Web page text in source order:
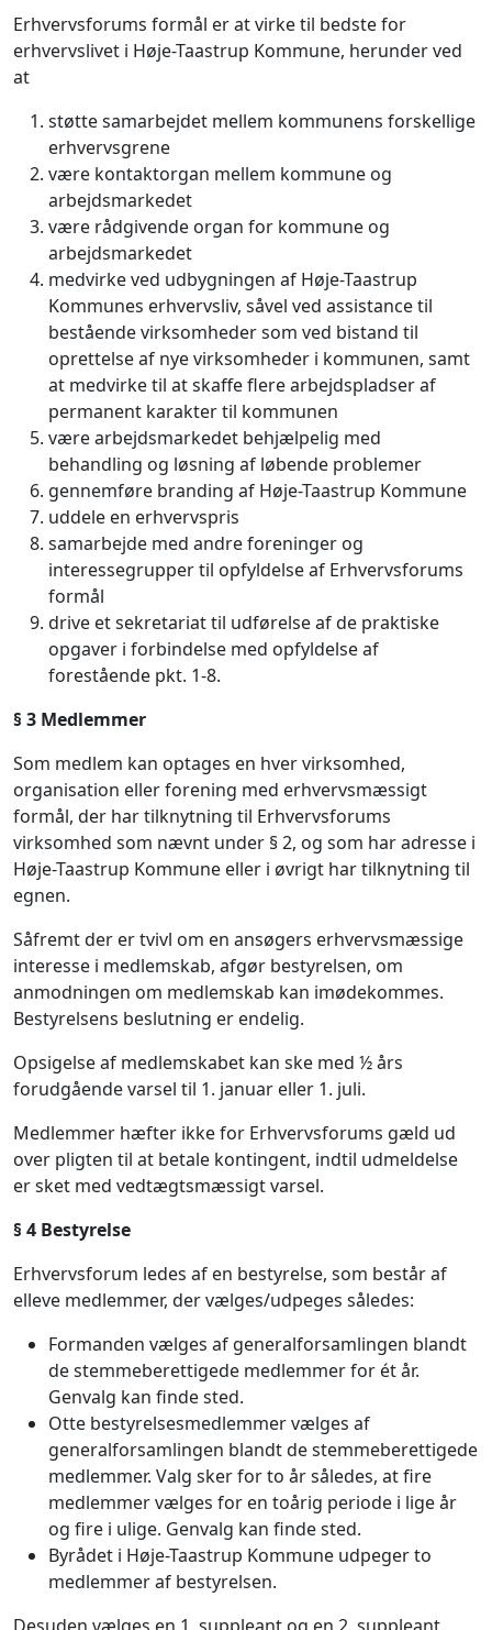
Erhvervsforums formål er at virke til bedste for
erhvervslivet i Høje-Taastrup Kommune, herunder ved
at
støtte samarbejdet mellem kommunens forskellige
erhvervsgrene
være kontaktorgan mellem kommune og
arbejdsmarkedet
være rådgivende organ for kommune og
arbejdsmarkedet
medvirke ved udbygningen af Høje-Taastrup
Kommunes erhvervsliv, såvel ved assistance til
bestående virksomheder som ved bistand til
oprettelse af nye virksomheder i kommunen, samt
at medvirke til at skaffe flere arbejdspladser af
permanent karakter til kommunen
være arbejdsmarkedet behjælpelig med
behandling og løsning af løbende problemer
gennemføre branding af Høje-Taastrup Kommune
uddele en erhvervspris
samarbejde med andre foreninger og
interessegrupper til opfyldelse af Erhvervsforums
formål
drive et sekretariat til udførelse af de praktiske
opgaver i forbindelse med opfyldelse af
forestående pkt. 1-8.
§ 3 Medlemmer
Som medlem kan optages en hver virksomhed,
organisation eller forening med erhvervsmæssigt
formål, der har tilknytning til Erhvervsforums
virksomhed som nævnt under § 2, og som har adresse i
Høje-Taastrup Kommune eller i øvrigt har tilknytning til
egnen.
Såfremt der er tvivl om en ansøgers erhvervsmæssige
interesse i medlemskab, afgør bestyrelsen, om
anmodningen om medlemskab kan imødekommes.
Bestyrelsens beslutning er endelig.
Opsigelse af medlemskabet kan ske med ½ års
forudgående varsel til 1. januar eller 1. juli.
Medlemmer hæfter ikke for Erhvervsforums gæld ud
over pligten til at betale kontingent, indtil udmeldelse
er sket med vedtægtsmæssigt varsel.
§ 4 Bestyrelse
Erhvervsforum ledes af en bestyrelse, som består af
elleve medlemmer, der vælges/udpeges således:
Formanden vælges af generalforsamlingen blandt
de stemmeberettigede medlemmer for ét år.
Genvalg kan finde sted.
Otte bestyrelsesmedlemmer vælges af
generalforsamlingen blandt de stemmeberettigede
medlemmer. Valg sker for to år således, at fire
medlemmer vælges for en toårig periode i lige år
og fire i ulige. Genvalg kan finde sted.
Byrådet i Høje-Taastrup Kommune udpeger to
medlemmer af bestyrelsen.